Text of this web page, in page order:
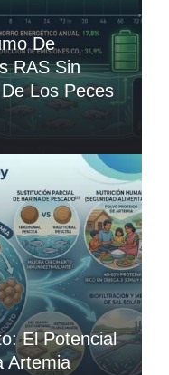
De
RAS Sin
Los Peces
El Potencial
Artemia